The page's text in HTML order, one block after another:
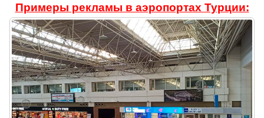
Примеры рекламы в аэропортах Турции: